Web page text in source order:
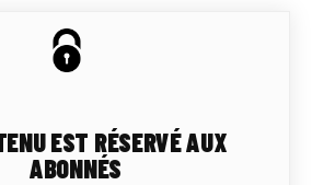
EST RÉSERVÉ AUX
ABONNÉS